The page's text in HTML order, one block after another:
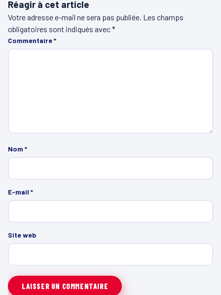
Réagir à cet article
Votre adresse e-mail ne sera pas publiée. Les champs
obligatoires sont indiqués avec*
Commentaire*
Nom *
E-mail *
Site web